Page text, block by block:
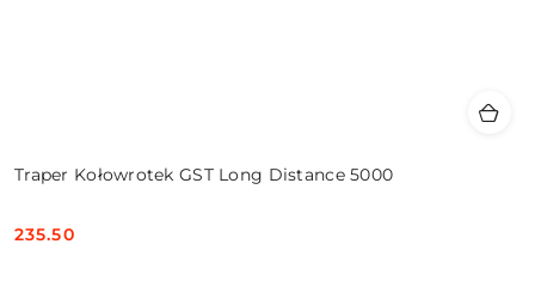
Traper Kołowrotek GST Long Distance 5000
Cena:
235.50